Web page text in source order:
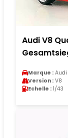
Audi V8
Marque : Audi
Version : V8
Echelle : 1/43